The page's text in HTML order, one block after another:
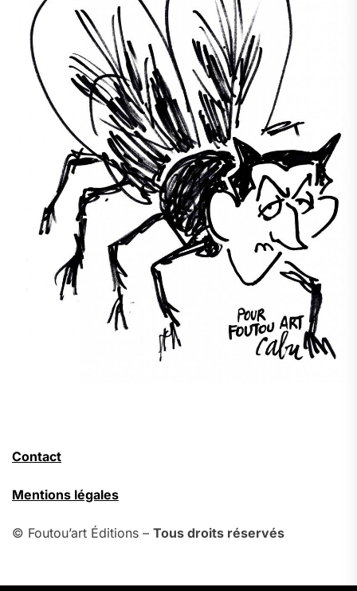
Contact
Mentions légales
© Foutou’art Éditions – Tous droits réservés